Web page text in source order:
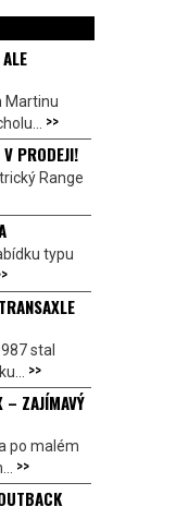
Martinu
>>
PRODEJI!
Range
typu
stal
>>
– ZAJÍMAVÝ
po malém
>>